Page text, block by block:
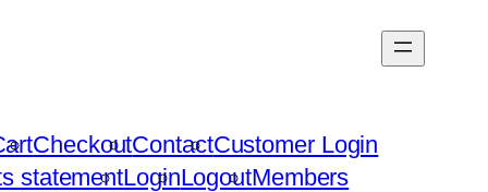
CheckoutContactCustomer Login
statementLoginLogoutMembers